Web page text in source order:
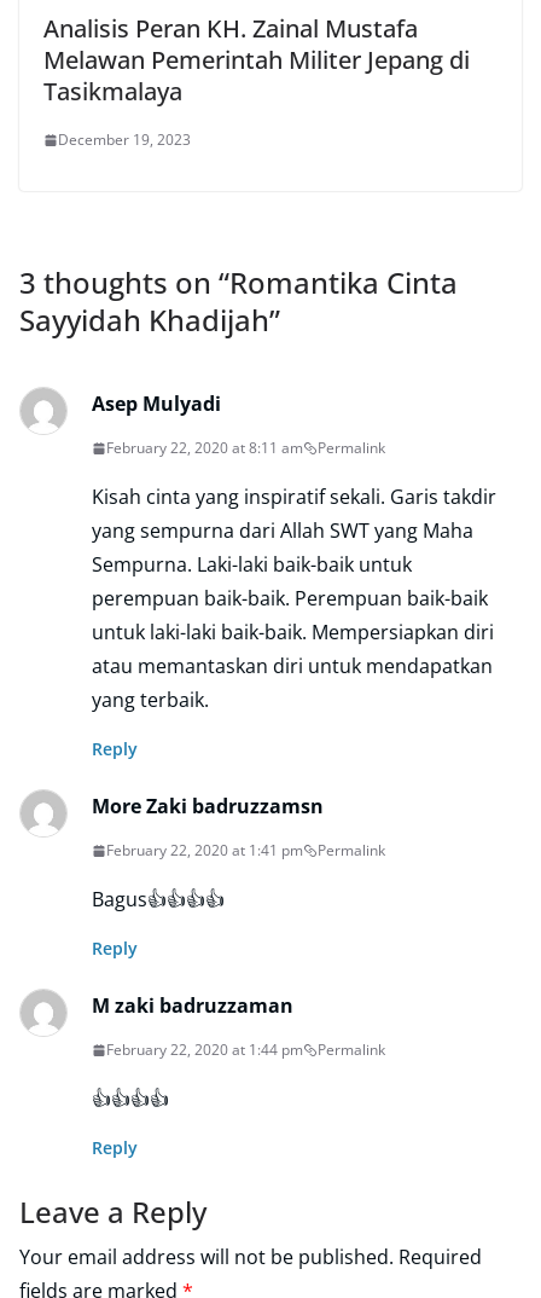
Analisis Peran KH. Zainal Mustafa
Melawan Pemerintah Militer Jepang di
Tasikmalaya
December 19, 2023
3 thoughts on “Romantika Cinta
Sayyidah Khadijah”
Asep Mulyadi
February 22, 2020 at 8:11 am Permalink
Kisah cinta yang inspiratif sekali. Garis takdir
yang sempurna dari Allah SWT yang Maha
Sempurna. Laki-laki baik-baik untuk
perempuan baik-baik. Perempuan baik-baik
untuk laki-laki baik-baik. Mempersiapkan diri
atau memantaskan diri untuk mendapatkan
yang terbaik.
Reply
More Zaki badruzzamsn
February 22, 2020 at 1:41 pm Permalink
Bagus👍👍👍👍
Reply
M zaki badruzzaman
February 22, 2020 at 1:44 pm Permalink
👍👍👍👍
Reply
Leave a Reply
Your email address will not be published. Required
fields are marked *